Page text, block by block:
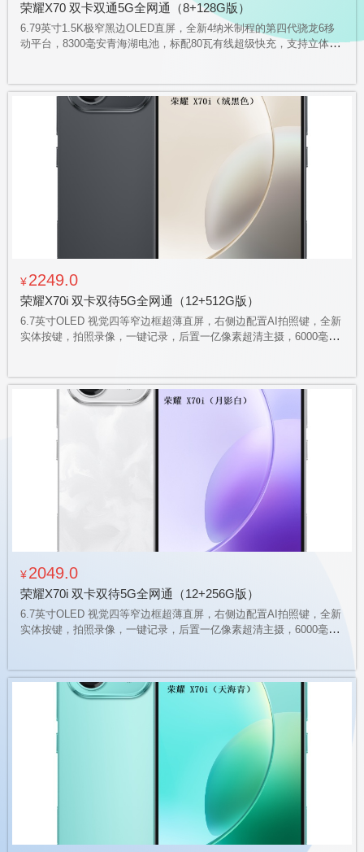
荣耀X70 双卡双通5G全网通（8+128G版）
6.79英寸1.5K极窄黑边OLED直屏，全新4纳米制程的第四代骁龙6移
动平台，8300毫安青海湖电池，标配80瓦有线超级快充，支持立体声
¥2249.0
荣耀X70i 双卡双待5G全网通（12+512G版）
6.7英寸OLED 视觉四等窄边框超薄直屏，右侧边配置AI拍照键，全新
实体按键，拍照录像，一键记录，后置一亿像素超清主摄，6000毫安
¥2049.0
荣耀X70i 双卡双待5G全网通（12+256G版）
6.7英寸OLED 视觉四等窄边框超薄直屏，右侧边配置AI拍照键，全新
实体按键，拍照录像，一键记录，后置一亿像素超清主摄，6000毫安